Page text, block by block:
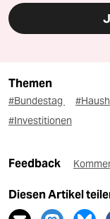
Themen
#Bundestag
#Investitionen
Feedback
Diesen Artikel